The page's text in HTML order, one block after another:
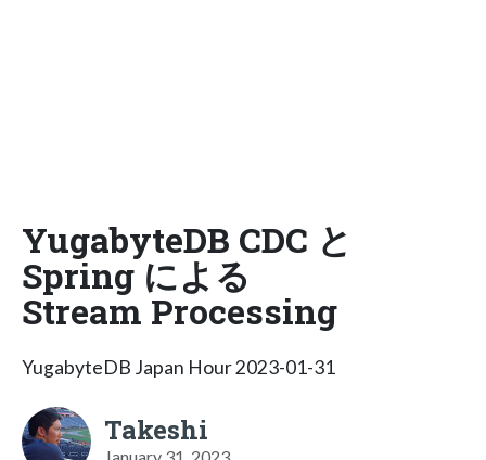
YugabyteDB CDC と
Spring による
Stream Processing
YugabyteDB Japan Hour 2023-01-31
Takeshi